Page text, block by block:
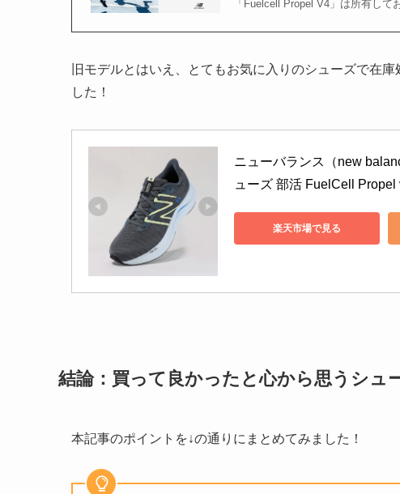
「Fuelcell Propel V4」は所有し
旧モデルとはいえ、とてもお気に入りのシューズで在
した！
ニューバランス（new
ューズ 部活 FuelCell
楽天市場で見る
結論：買って良かったと心から思うシュ
本記事のポイントを↓の通りにまとめてみました！